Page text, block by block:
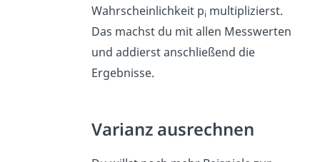
Wahrscheinlichkeit pi multiplizierst.
Das machst du mit allen Messwerten
und addierst anschließend die
Ergebnisse.
Varianz ausrechnen